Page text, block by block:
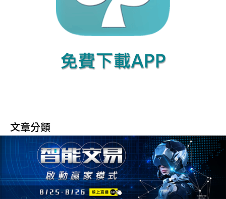
文章分類
股票教學(93)
選擇權交易日記(1,190)